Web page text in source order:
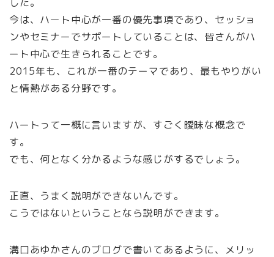
今は、ハート中心が一番の優先事項であり、セッショ
ンやセミナーでサポートしていることは、皆さんがハ
ート中心で生きられることです。
2015年も、これが一番のテーマであり、最もやりがい
と情熱がある分野です。
ハートって一概に言いますが、すごく曖昧な概念で
す。
でも、何となく分かるような感じがするでしょう。
正直、うまく説明ができないんです。
こうではないということなら説明ができます。
溝口あゆかさんのブログで書いてあるように、メリッ